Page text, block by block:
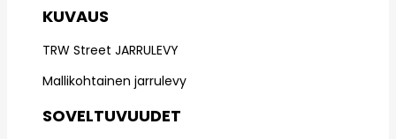
KUVAUS
TRW Street JARRULEVY
Mallikohtainen jarrulevy
SOVELTUVUUDET